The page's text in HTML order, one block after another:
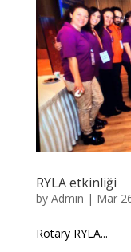
RYLA etkinliği
by Admin | Mar
Rotary RYLA...